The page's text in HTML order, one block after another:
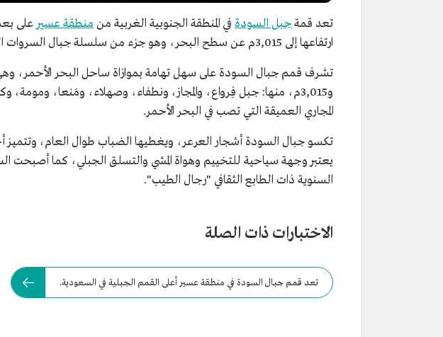
تعد قمةجبل السودة في المنطقة الجنوبية الغربية من منطقة عسير على بعد
ارتفاعها إلى 3,015م عن سطح البحر، وهو جزء من سلسلة جبال السروات الداخلية المطلة على الساحل الجنوبي للبحر الأحمر في المملكة.
و3,015م، منها: جبل فِرواع، والمجاز، ونطفاء، وصهلاء، ومَنعا، ومومة، وكتفاء، وبثرة، وأَثرب، والبَلس، وكرا، وتنحدر من
المجاري العميقة التي تصب في البحر الأحمر.
تكسو جبال السودة أشجار العرعر، ويغطيها الضباب طوال العام، وتتميز
يعتبر وجهة سياحية للتخييم وهواة المشي والتسلق الجبلي، كما أصبحت
السنوية ذات الطابع الثقافي "رجال الطيب".
الاختبارات ذات الصلة
تعد قمم جبال السودة في منطقة عسير أعلى القمم الجبلية في السعودية.